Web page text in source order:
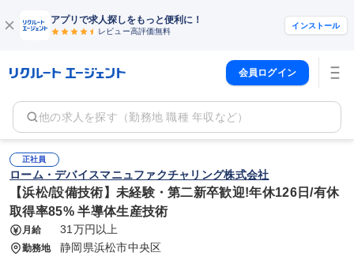
アプリで求人探しをもっと便利に！
レビュー高評価無料
インストール
会員ログイン
他の求人を探す（勤務地 職種 年収など）
正社員
ローム・デバイスマニュファクチャリング株式会社
【浜松/設備技術】未経験・第二新卒歓迎!年休126日/有休
取得率85% 半導体生産技術
月給 31万円以上
勤務地 静岡県浜松市中央区